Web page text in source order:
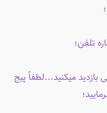
تلفن؛
میکنید...لطفاً پیج